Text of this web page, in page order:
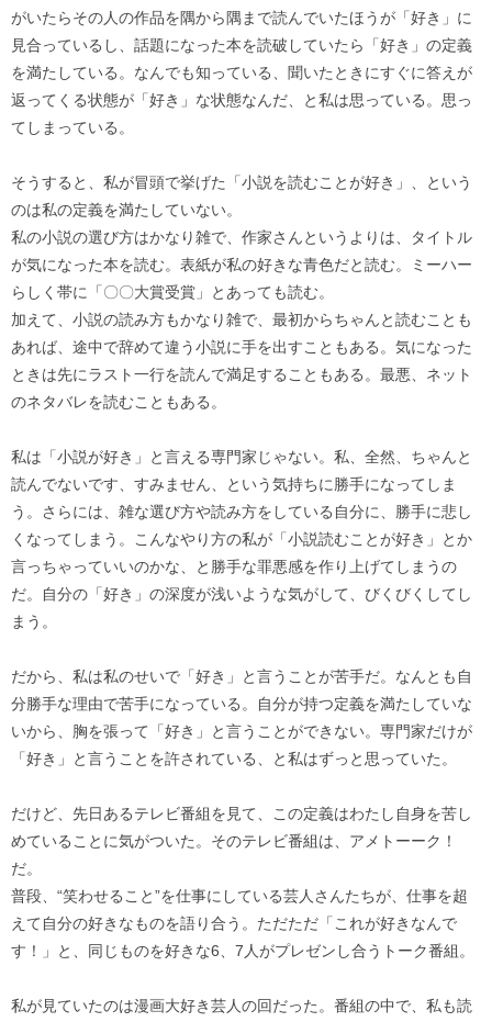
がいたらその人の作品を隅から隅まで読んでいたほうが「好き」に
見合っているし、話題になった本を読破していたら「好き」の定義
を満たしている。なんでも知っている、聞いたときにすぐに答えが
返ってくる状態が「好き」な状態なんだ、と私は思っている。思っ
てしまっている。
そうすると、私が冒頭で挙げた「小説を読むことが好き」、という
のは私の定義を満たしていない。
私の小説の選び方はかなり雑で、作家さんというよりは、タイトル
が気になった本を読む。表紙が私の好きな青色だと読む。ミーハー
らしく帯に「〇〇大賞受賞」とあっても読む。
加えて、小説の読み方もかなり雑で、最初からちゃんと読むことも
あれば、途中で辞めて違う小説に手を出すこともある。気になった
ときは先にラスト一行を読んで満足することもある。最悪、ネット
のネタバレを読むこともある。
私は「小説が好き」と言える専門家じゃない。私、全然、ちゃんと
読んでないです、すみません、という気持ちに勝手になってしま
う。さらには、雑な選び方や読み方をしている自分に、勝手に悲し
くなってしまう。こんなやり方の私が「小説読むことが好き」とか
言っちゃっていいのかな、と勝手な罪悪感を作り上げてしまうの
だ。自分の「好き」の深度が浅いような気がして、びくびくしてし
まう。
だから、私は私のせいで「好き」と言うことが苦手だ。なんとも自
分勝手な理由で苦手になっている。自分が持つ定義を満たしていな
いから、胸を張って「好き」と言うことができない。専門家だけが
「好き」と言うことを許されている、と私はずっと思っていた。
だけど、先日あるテレビ番組を見て、この定義はわたし自身を苦し
めていることに気がついた。そのテレビ番組は、アメトーーク！
だ。
普段、“笑わせること”を仕事にしている芸人さんたちが、仕事を超
えて自分の好きなものを語り合う。ただただ「これが好きなんで
す！」と、同じものを好きな6、7人がプレゼンし合うトーク番組。
私が見ていたのは漫画大好き芸人の回だった。番組の中で、私も読